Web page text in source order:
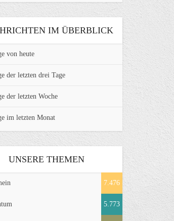
IM ÜBERBLICK
von heute
der letzten drei Tage
der letzten Woche
im letzten Monat
UNSERE THEMEN
7.476
5.773